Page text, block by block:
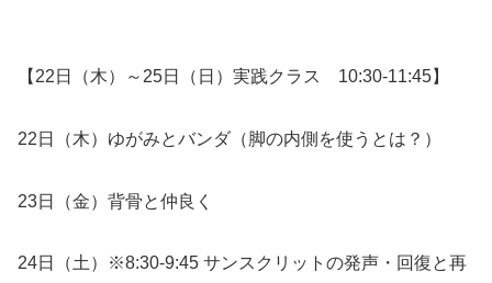
【22日（木）～25日（日）実践クラス 10:30-11:45】
22日（木）ゆがみとバンダ（脚の内側を使うとは？）
23日（金）背骨と仲良く
24日（土）※8:30-9:45 サンスクリットの発声・回復と再